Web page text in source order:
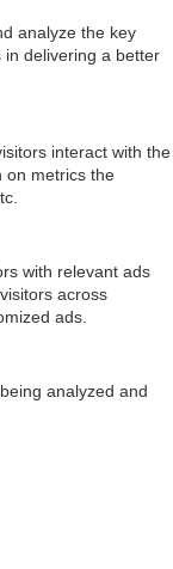
analyze the key
in delivering a better
interact with the
on metrics the
with relevant ads
across
ads.
analyzed and